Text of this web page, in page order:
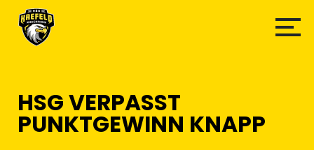
HSG VERPASST
PUNKTGEWINN KNAPP